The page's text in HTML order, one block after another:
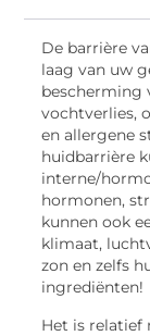
De barrière
laag van uw
bescherming
vochtverlies,
en allergene
huidbarrière
interne/
hormonen,
kunnen ook
klimaat,
zon en zelfs
ingrediënten!
Het is relatief